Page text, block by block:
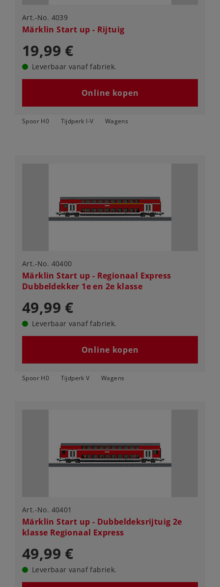
Art.-No. 4039
Märklin Start up - Rijtuig
19,99 €
Leverbaar vanaf fabriek.
Online kopen
Spoor H0 Tijdperk I-V Wagens
Art.-No. 40400
Märklin Start up - Regionaal Express
Dubbeldekker 1e en 2e klasse
49,99 €
Leverbaar vanaf fabriek.
Online kopen
Spoor H0 Tijdperk V Wagens
Art.-No. 40401
Märklin Start up - Dubbeldeksrijtuig 2e
klasse Regionaal Express
49,99 €
Leverbaar vanaf fabriek.